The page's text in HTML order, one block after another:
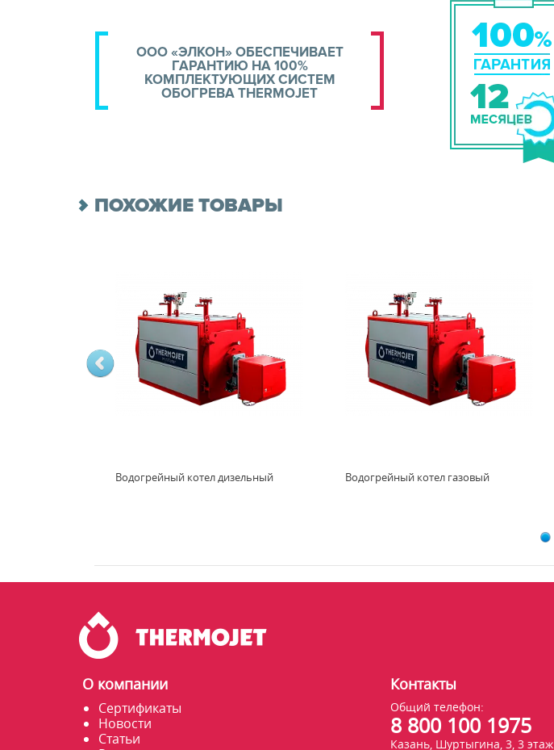
ООО «ЭЛКОН» ОБЕСПЕЧИВАЕТ
ГАРАНТИЮ НА 100%
КОМПЛЕКТУЮЩИХ СИСТЕМ
ОБОГРЕВА THERMOJET
ПОХОЖИЕ ТОВАРЫ
Водогрейный котел дизельный Водогрейный котел газовый
О компании
Сертификаты
Новости
Статьи
Контакты
Общий телефон:
8 800 100 1975
Казань, Шуртыгина, 3, 3 этаж